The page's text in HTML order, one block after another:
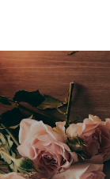
ツ
へ
ス
キ
ッ
プ
シ
ョ
ン
に
移
動